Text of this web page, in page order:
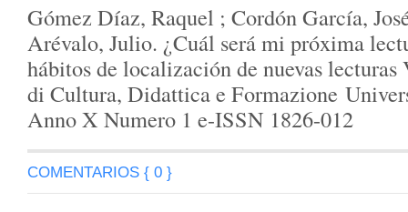
Gómez Díaz, Raquel ; Cordón García,
Arévalo, Julio. ¿Cuál será mi próxima
hábitos de localización de nuevas
di Cultura, Didattica e Formazione
Anno X Numero 1 e-ISSN 1826-012
COMENTARIOS { 0 }